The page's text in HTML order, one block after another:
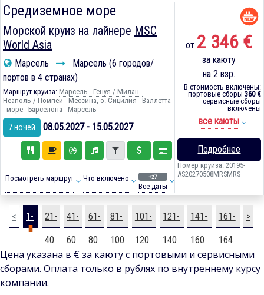
Средиземное море
Морской круиз на лайнере MSC
World Asia
Марсель
Марсель (6 городов/
портов в 4 странах)
Маршрут круиза: Марсель - Генуя / Милан -
Неаполь / Помпеи - Мессина, о. Сицилия - Валлетта
- море - Барселона - Марсель
7 ночей 08.05.2027 - 15.05.2027
Посмотреть маршрут Что включено +27
Все даты
от 2 346 €
за каюту
на 2 взр.
В стоимость включены:
портовые сборы 360 €
сервисные сборы
включены
все каюты
Подробнее
Номер круиза: 20195-
AS20270508MRSMRS
< 1- 21-
40
41-
60
61-
80
81-
100
101-
120
121-
140
141-
160
161-
164
>
Цена указана в € за каюту с портовыми и сервисными
сборами. Оплата только в рублях по внутреннему курсу
компании.